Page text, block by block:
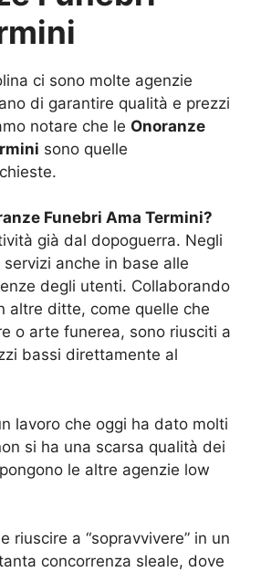
ci sono molte agenzie
di garantire qualità e prezzi
notare che le Onoranze
sono quelle
Funebri Ama Termini?
già dal dopoguerra. Negli
anche in base alle
degli utenti. Collaborando
altre ditte, come quelle che
o arte funerea, sono riusciti a
bassi direttamente al
lavoro che oggi ha dato molti
si ha una scarsa qualità dei
le altre agenzie low
riuscire a “sopravvivere” in un
concorrenza sleale, dove